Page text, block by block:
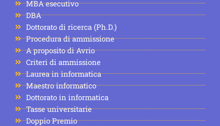
MBA esecutivo
DBA
Dottorato di ricerca (Ph.D.)
Procedura di ammissione
A proposito di Avrio
Criteri di ammissione
Laurea in informatica
Maestro informatico
Dottorato in informatica
Tasse universitarie
Doppio Premio